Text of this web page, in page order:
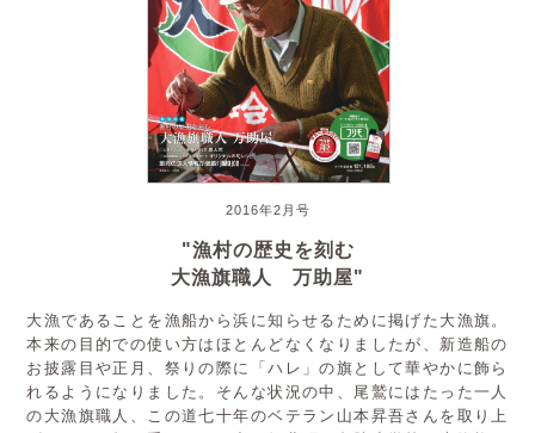
2016年2月号
"漁村の歴史を刻む
大漁旗職人 万助屋"
大漁であることを漁船から浜に知らせるために掲げた大漁旗。
本来の目的での使い方はほとんどなくなりましたが、新造船の
お披露目や正月、祭りの際に「ハレ」の旗として華やかに飾ら
れるようになりました。そんな状況の中、尾鷲にはたった一人
の大漁旗職人、この道七十年のベテラン山本昇吾さんを取り上